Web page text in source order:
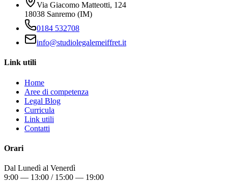
Via Giacomo Matteotti, 124
18038 Sanremo (IM)
0184 532708
info@studiolegalemeiffret.it
Link utili
Home
Aree di competenza
Legal Blog
Curricula
Link utili
Contatti
Orari
Dal Lunedì al Venerdì
9:00 — 13:00 / 15:00 — 19:00